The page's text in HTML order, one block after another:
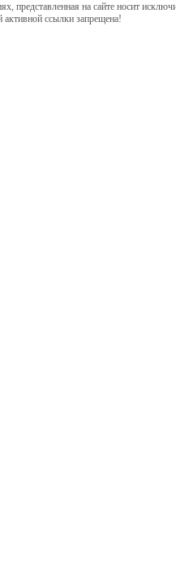
на сайте носит
активной ссылки запрещена!